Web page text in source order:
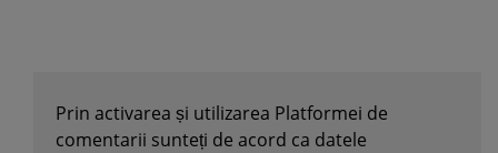
Prin activarea și utilizarea Platformei de
comentarii sunteți de acord ca datele